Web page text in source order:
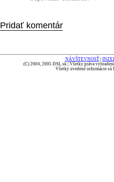
Pridať komentár
NÁVŠTEVNOSŤ
(C) 2004, 2005 DSL.sk | Všetky práva
Všetky uvedené informácie sú